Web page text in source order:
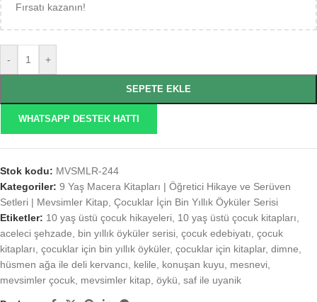
Fırsatı kazanın!
- +
SEPETE EKLE
WHATSAPP DESTEK HATTI
Stok kodu: MVSMLR-244
Kategoriler: 9 Yaş Macera Kitapları | Öğretici Hikaye ve Serüven
Setleri | Mevsimler Kitap Çocuklar İçin Bin Yıllık Öyküler Serisi
Etiketler: 10 yaş üstü çocuk hikayeleri 10 yaş üstü çocuk kitapları
aceleci şehzade
bin yıllık öyküler serisi çocuk edebiyatı çocuk
kitapları çocuklar için bin yıllık öyküler, çocuklar için kitaplar, dimne
hüsmen ağa ile deli kervancı
kelile konuşan kuyu mesnevi
mevsimler çocuk mevsimler kitap öykü saf ile uyanik